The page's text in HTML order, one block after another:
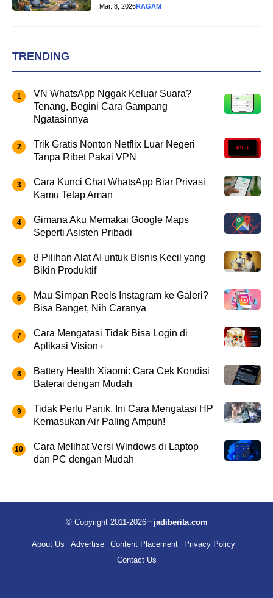
Mar. 8, 2026RAGAM
TRENDING
VN WhatsApp Nggak Keluar Suara?
Tenang, Begini Cara Gampang
Ngatasinnya
Trik Gratis Nonton Netflix Luar Negeri
Tanpa Ribet Pakai VPN
Cara Kunci Chat WhatsApp Biar Privasi
Kamu Tetap Aman
Gimana Aku Memakai Google Maps
Seperti Asisten Pribadi
8 Pilihan Alat AI untuk Bisnis Kecil yang
Bikin Produktif
Mau Simpan Reels Instagram ke Galeri?
Bisa Banget, Nih Caranya
Cara Mengatasi Tidak Bisa Login di
Aplikasi Vision+
Battery Health Xiaomi: Cara Cek Kondisi
Baterai dengan Mudah
Tidak Perlu Panik, Ini Cara Mengatasi HP
Kemasukan Air Paling Ampuh!
Cara Melihat Versi Windows di Laptop
dan PC dengan Mudah
© Copyright 2011-2026 jadiberita.com
About Us Advertise Content Placement
Privacy Policy
Contact Us